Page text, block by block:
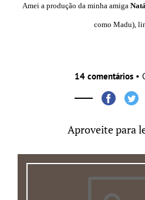
Amei a produção da minha amiga
como Madu),
14 comentários•
Aproveite para